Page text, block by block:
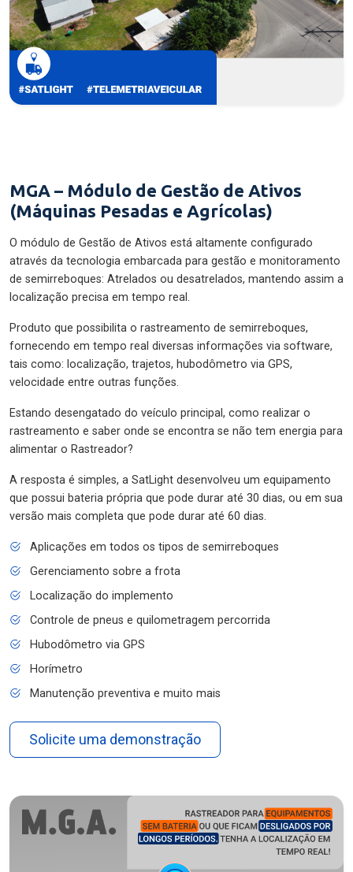
MGA – Módulo de Gestão de Ativos
(Máquinas Pesadas e Agrícolas)
O módulo de Gestão de Ativos está altamente configurado
através da tecnologia embarcada para gestão e monitoramento
de semirreboques: Atrelados ou desatrelados, mantendo assim a
localização precisa em tempo real.
Produto que possibilita o rastreamento de semirreboques,
fornecendo em tempo real diversas informações via software,
tais como: localização, trajetos, hubodômetro via GPS,
velocidade entre outras funções.
Estando desengatado do veículo principal, como realizar o
rastreamento e saber onde se encontra se não tem energia para
alimentar o Rastreador?
A resposta é simples, a SatLight desenvolveu um equipamento
que possui bateria própria que pode durar até 30 dias, ou em sua
versão mais completa que pode durar até 60 dias.
Aplicações em todos os tipos de semirreboques
Gerenciamento sobre a frota
Localização do implemento
Controle de pneus e quilometragem percorrida
Hubodômetro via GPS
Horímetro
Manutenção preventiva e muito mais
Solicite uma demonstração